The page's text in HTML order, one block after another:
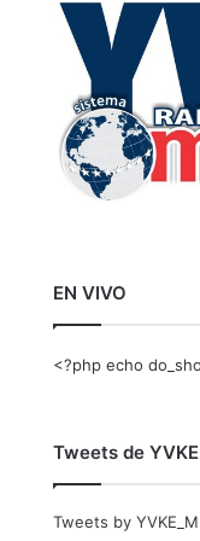
EN VIVO
<?php echo
Tweets de
Tweets by